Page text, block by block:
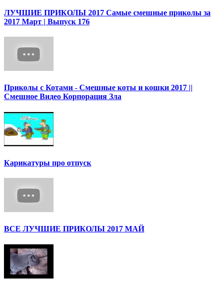
ЛУЧШИЕ ПРИКОЛЫ 2017 Самые смешные приколы за
2017 Март | Выпуск 176
Приколы с Котами - Смешные коты и кошки 2017 ||
Смешное Видео Корпорация Зла
Карикатуры про отпуск
ВСЕ ЛУЧШИЕ ПРИКОЛЫ 2017 МАЙ